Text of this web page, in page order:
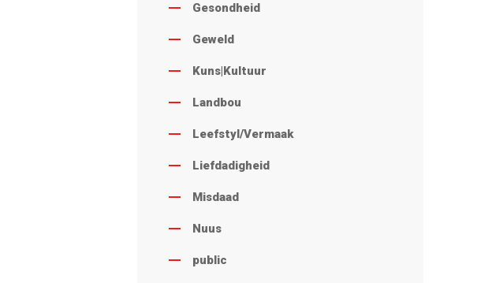
Gesondheid
Geweld
Kuns|Kultuur
Landbou
Leefstyl/Vermaak
Liefdadigheid
Misdaad
Nuus
public